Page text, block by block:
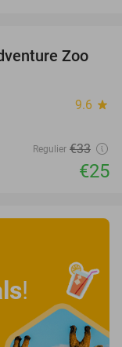
24%
Zoo
9.6 star
Regulier €33
€25
!